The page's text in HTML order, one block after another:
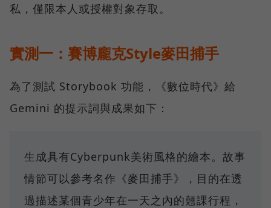
私，僅限本人或授權對象存取。
實測一：賽博龐克Style麥田捕手
為了測試 Storybook 功能，《數位時代》給
Gemini 的提示詞與成果如下：
生成具有Cyberpunk美術風格的繪本。故事
情節可以參考名作《麥田捕手》，目的在透
過描述某個青少年在一天之內的翹課行程，